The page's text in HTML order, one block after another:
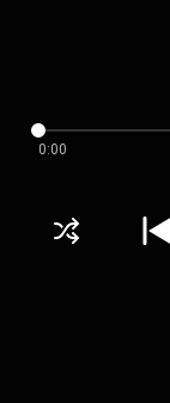
0:00